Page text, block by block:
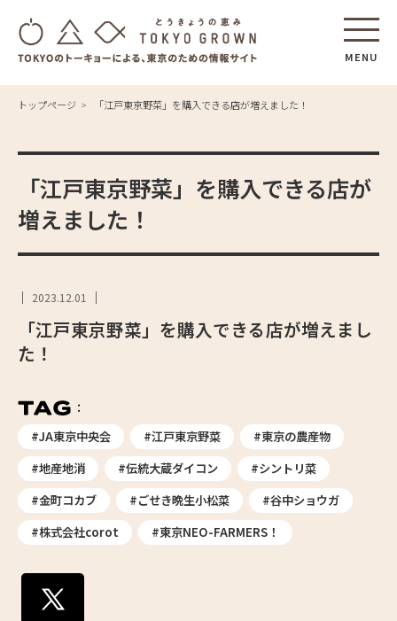
MENU
トップページ 「江戸東京野菜」を購入できる店が増えました！
「江戸東京野菜」を購入できる店が
増えました！
2023.12.01
「江戸東京野菜」を購入できる店が増えまし
た！
#JA東京中央会 #江戸東京野菜
#東京の農産物
#地産地消
#伝統大蔵ダイコン
#シントリ菜
#金町コカブ
#ごせき晩生小松菜
#谷中ショウガ
#株式会社corot
#東京NEO-FARMERS！